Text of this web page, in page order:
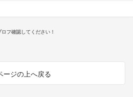
フ確認してください！
ージの上へ戻る